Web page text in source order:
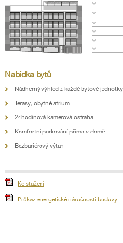
Nabídka bytů
Nádherný výhled z každé bytové jednotky
Terasy, obytné atrium
24hodinová kamerová ostraha
Komfortní parkování přímo v domě
Bezbariérový výtah
Ke stažení
Průkaz energetické náročnosti budovy